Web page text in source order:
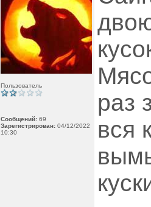
Пользователь
Сообщений: 69
Зарегистрирован: 04/12/2022
10:30
раз
вся